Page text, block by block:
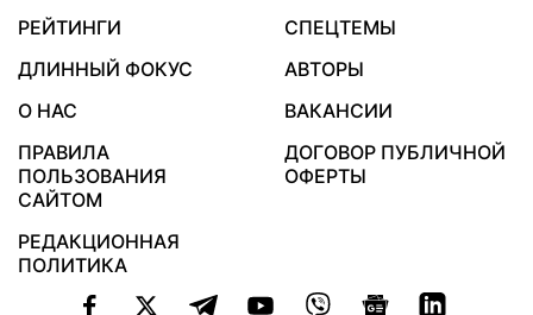
РЕЙТИНГИ
СПЕЦТЕМЫ
ДЛИННЫЙ ФОКУС
АВТОРЫ
О НАС
ВАКАНСИИ
ПРАВИЛА
ПОЛЬЗОВАНИЯ
САЙТОМ
ДОГОВОР ПУБЛИЧНОЙ
ОФЕРТЫ
РЕДАКЦИОННАЯ
ПОЛИТИКА